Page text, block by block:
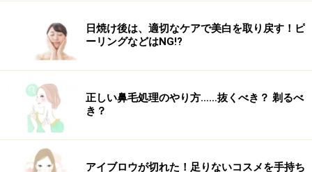
日焼け後は、適切なケアで美白を取り戻す！ピ
ーリングなどはNG!?
正しい鼻毛処理のやり方……抜くべき？ 剃るべ
き？
アイブロウが切れた！足りないコスメを手持ち